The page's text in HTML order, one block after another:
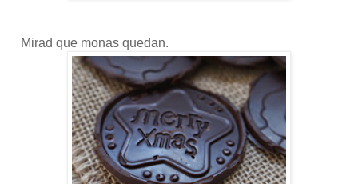
Mirad que monas quedan.